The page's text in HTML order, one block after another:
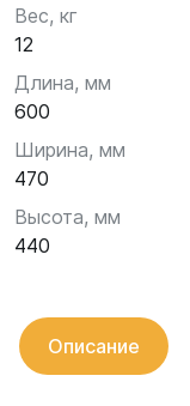
Вес, кг
12
Длина, мм
600
Ширина, мм
470
Высота, мм
440
Описание